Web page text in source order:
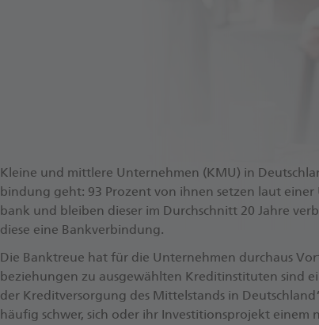
Klei­ne und mitt­le­re Un­ter­neh­men (KMU) in
bin­dung geht: 93 Pro­zent von ihnen set­zen laut
bank und blei­ben die­ser im Durch­schnitt 20 Jahre
diese eine Bank­ver­bin­dung.
Die Bank­treue hat für die Un­ter­neh­men durch­aus
be­zie­hun­gen zu aus­ge­wähl­ten Kre­dit­in­sti­tu­ten sind
der Kre­dit­ver­sor­gung des Mit­tel­stands in
häu­fig schwer, sich oder ihr In­ves­ti­ti­ons­pro­jekt